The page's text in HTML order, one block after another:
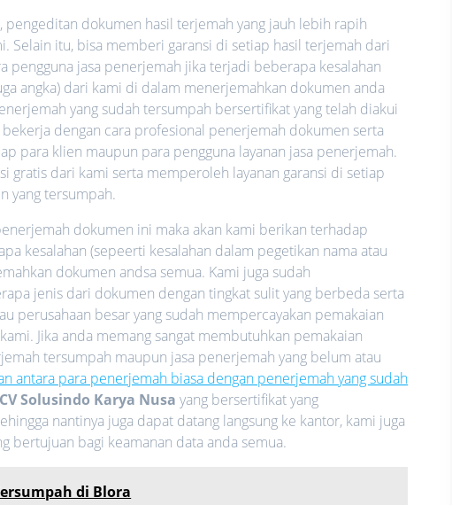
dokumen hasil terjemah yang jauh lebih rapih
Selain itu, bisa memberi garansi di setiap hasil terjemah dari
pengguna jasa penerjemah jika terjadi beberapa kesalahan
angka) dari kami di dalam menerjemahkan dokumen anda
yang sudah tersumpah bersertifikat yang telah diakui
dengan cara profesional penerjemah dokumen serta
para klien maupun para pengguna layanan jasa penerjemah.
gratis dari kami serta memperoleh layanan garansi di setiap
yang tersumpah.
dokumen ini maka akan kami berikan terhadap
kesalahan (sepeerti kesalahan dalam pegetikan nama atau
dokumen andsa semua. Kami juga sudah
jenis dari dokumen dengan tingkat sulit yang berbeda serta
perusahaan besar yang sudah mempercayakan pemakaian
Jika anda memang sangat membutuhkan pemakaian
tersumpah maupun jasa penerjemah yang belum atau
antara para penerjemah biasa dengan penerjemah yang sudah
CV Solusindo Karya Nusa yang bersertifikat yang
nantinya juga dapat datang langsung ke kantor, kami juga
bertujuan bagi keamanan data anda semua.
di Blora